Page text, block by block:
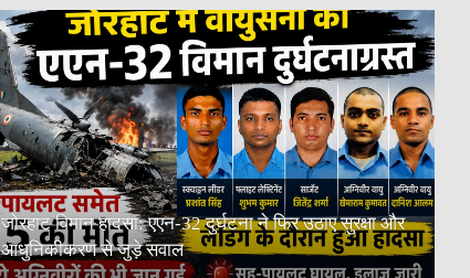
जोरहाट विमान हादसा: एएन-32 दुर्घटना ने फिर उठाए सुरक्षा और
आधुनिकीकरण से जुड़े सवाल